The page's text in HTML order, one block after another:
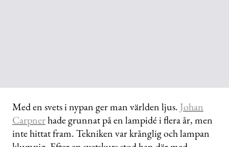
Med en svets i nypan ger man världen ljus. Johan
Carpnerhade grunnat på en lampidé i flera år, men
inte hittat fram. Tekniken var krånglig och lampan